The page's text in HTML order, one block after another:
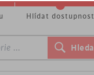
Hlídat dostupnost